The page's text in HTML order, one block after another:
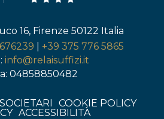
16, Firenze 50122 Italia
+39 375 776 5865
info@relaisuffizi.it
04858850482
COOKIE POLICY
ACCESSIBILITÀ